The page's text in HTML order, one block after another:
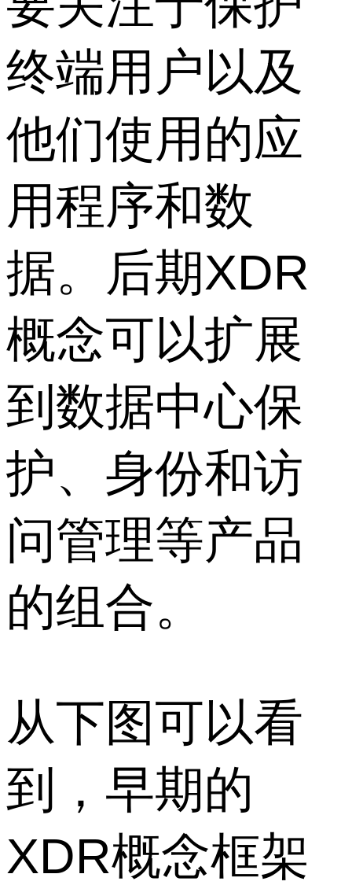
终端用户以及
他们使用的应
用程序和数
据。后期XDR
概念可以扩展
到数据中心保
护、身份和访
问管理等产品
的组合。
从下图可以看
到，早期的
XDR概念框架